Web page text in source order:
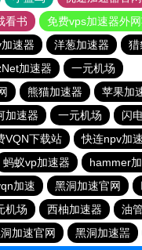
看书
免费vps加速器外
速器 洋葱加速器
猎
加速器
一元机场
熊猫加速器
苹果加
加速器 一元机场
闪
VQN下载站 快连npv加
蚂蚁vp加速器
hammer
加速 黑洞加速官网
机场 西柚加速器
油
加速官网 黑洞加速噐